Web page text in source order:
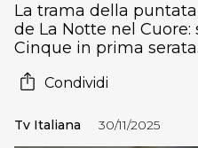
La trama della
de La Notte nel
Cinque in prima serata.
Condividi
Tv Italiana 30/11/2025